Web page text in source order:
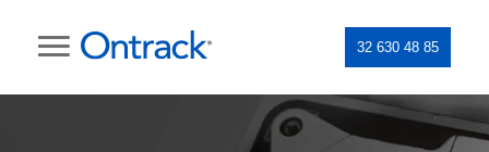
32 630 48 85